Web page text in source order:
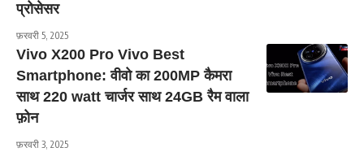
प्रोसेसर
फ़रवरी 5, 2025
Vivo X200 Pro Vivo Best
Smartphone: वीवो का 200MP कैमरा
साथ 220 watt चार्जर साथ 24GB रैम वाला
फ़ोन
फ़रवरी 3, 2025